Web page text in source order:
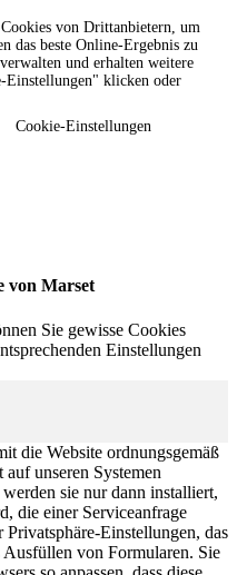
von Drittanbietern, um
das beste Online-Ergebnis zu
und erhalten weitere
klicken oder
Cookie-Einstellungen
von Marset
Sie gewisse Cookies
Einstellungen
die Website ordnungsgemäß
unseren Systemen
sie nur dann installiert,
die einer Serviceanfrage
Einstellungen, das
von Formularen. Sie